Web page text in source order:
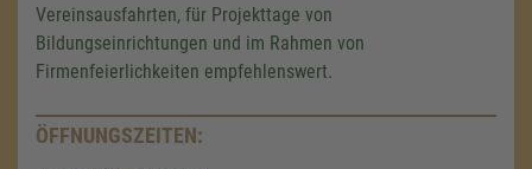
Vereinsausfahrten, für Projekttage von
Bildungseinrichtungen und im Rahmen von
Firmenfeierlichkeiten empfehlenswert.
ÖFFNUNGSZEITEN: